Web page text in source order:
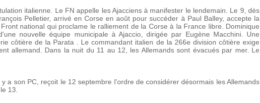
italienne. Le FN appelle les Ajacciens à manifester le lendemain. Le 9, dès
Pelletier, arrivé en Corse en août pour succéder à Paul Balley, accepte la
national qui proclame le ralliement de la Corse à la France libre. Dominique
nouvelle équipe municipale à Ajaccio, dirigée par Eugène Macchini. Une
côtière de la Parata . Le commandant italien de la 266e division côtière exige
allemand. Dans la nuit du 11 au 12, les Allemands sont évacués par mer. Le
a son PC, reçoit le 12 septembre l'ordre de considérer désormais les Allemands
13.